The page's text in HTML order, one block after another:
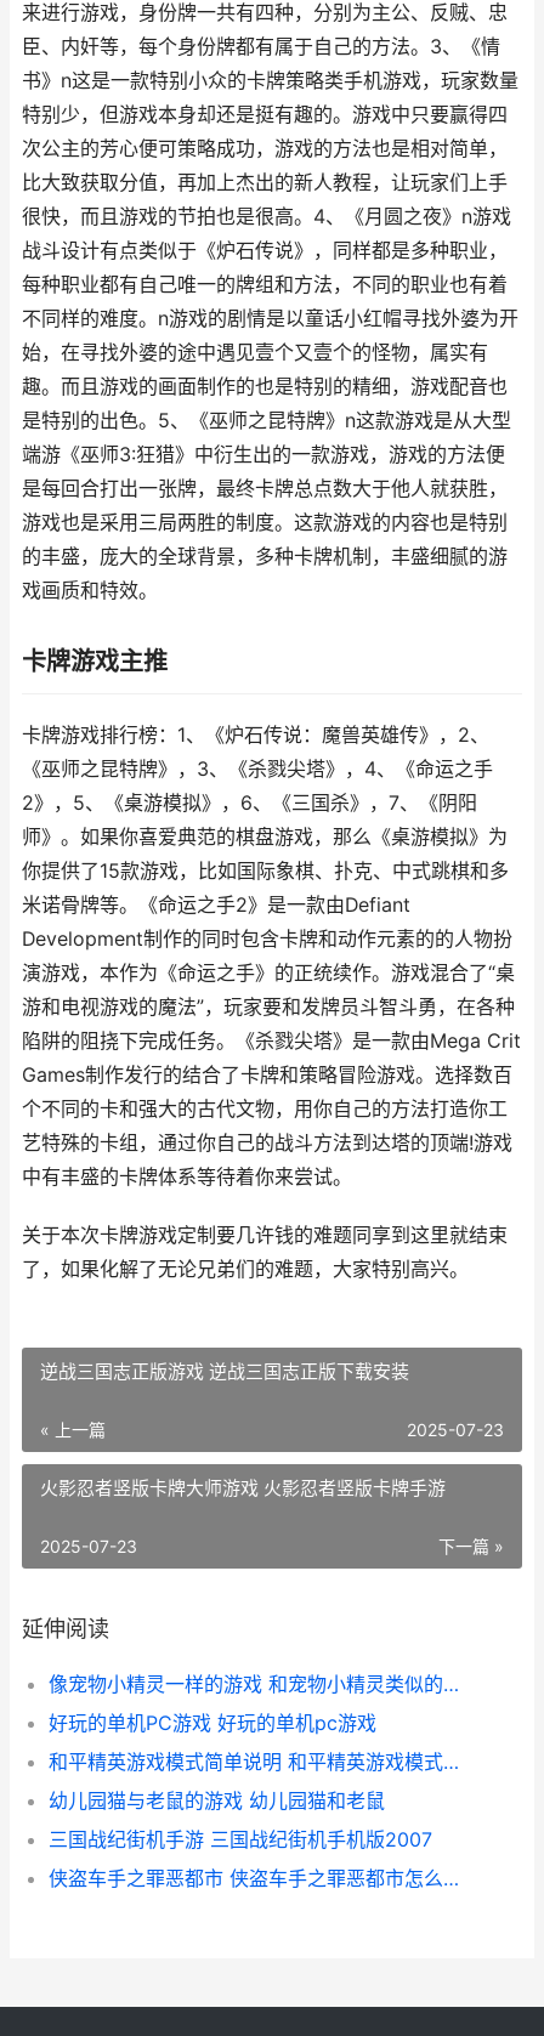
来进行游戏，身份牌一共有四种，分别为主公、反贼、忠
臣、内奸等，每个身份牌都有属于自己的方法。3、《情
书》n这是一款特别小众的卡牌策略类手机游戏，玩家数量
特别少，但游戏本身却还是挺有趣的。游戏中只要赢得四
次公主的芳心便可策略成功，游戏的方法也是相对简单，
比大致获取分值，再加上杰出的新人教程，让玩家们上手
很快，而且游戏的节拍也是很高。4、《月圆之夜》n游戏
战斗设计有点类似于《炉石传说》，同样都是多种职业，
每种职业都有自己唯一的牌组和方法，不同的职业也有着
不同样的难度。n游戏的剧情是以童话小红帽寻找外婆为开
始，在寻找外婆的途中遇见壹个又壹个的怪物，属实有
趣。而且游戏的画面制作的也是特别的精细，游戏配音也
是特别的出色。5、《巫师之昆特牌》n这款游戏是从大型
端游《巫师3:狂猎》中衍生出的一款游戏，游戏的方法便
是每回合打出一张牌，最终卡牌总点数大于他人就获胜，
游戏也是采用三局两胜的制度。这款游戏的内容也是特别
的丰盛，庞大的全球背景，多种卡牌机制，丰盛细腻的游
戏画质和特效。
卡牌游戏主推
卡牌游戏排行榜：1、《炉石传说：魔兽英雄传》，2、
《巫师之昆特牌》，3、《杀戮尖塔》，4、《命运之手
2》，5、《桌游模拟》，6、《三国杀》，7、《阴阳
师》。如果你喜爱典范的棋盘游戏，那么《桌游模拟》为
你提供了15款游戏，比如国际象棋、扑克、中式跳棋和多
米诺骨牌等。《命运之手2》是一款由Defiant
Development制作的同时包含卡牌和动作元素的的人物扮
演游戏，本作为《命运之手》的正统续作。游戏混合了“桌
游和电视游戏的魔法”，玩家要和发牌员斗智斗勇，在各种
陷阱的阻挠下完成任务。《杀戮尖塔》是一款由Mega Crit
Games制作发行的结合了卡牌和策略冒险游戏。选择数百
个不同的卡和强大的古代文物，用你自己的方法打造你工
艺特殊的卡组，通过你自己的战斗方法到达塔的顶端!游戏
中有丰盛的卡牌体系等待着你来尝试。
关于本次卡牌游戏定制要几许钱的难题同享到这里就结束
了，如果化解了无论兄弟们的难题，大家特别高兴。
逆战三国志正版游戏 逆战三国志正版下载安装
« 上一篇 2025-07-23
火影忍者竖版卡牌大师游戏 火影忍者竖版卡牌手游
下一篇 »
2025-07-23
延伸阅读
像宠物小精灵一样的游戏 和宠物小精灵类似的单机游戏
好玩的单机PC游戏 好玩的单机pc游戏
和平精英游戏模式简单说明 和平精英游戏模式要打开吗手机
幼儿园猫与老鼠的游戏 幼儿园猫和老鼠
三国战纪街机手游 三国战纪街机手机版2007
侠盗车手之罪恶都市 侠盗车手之罪恶都市怎么领取自动步枪